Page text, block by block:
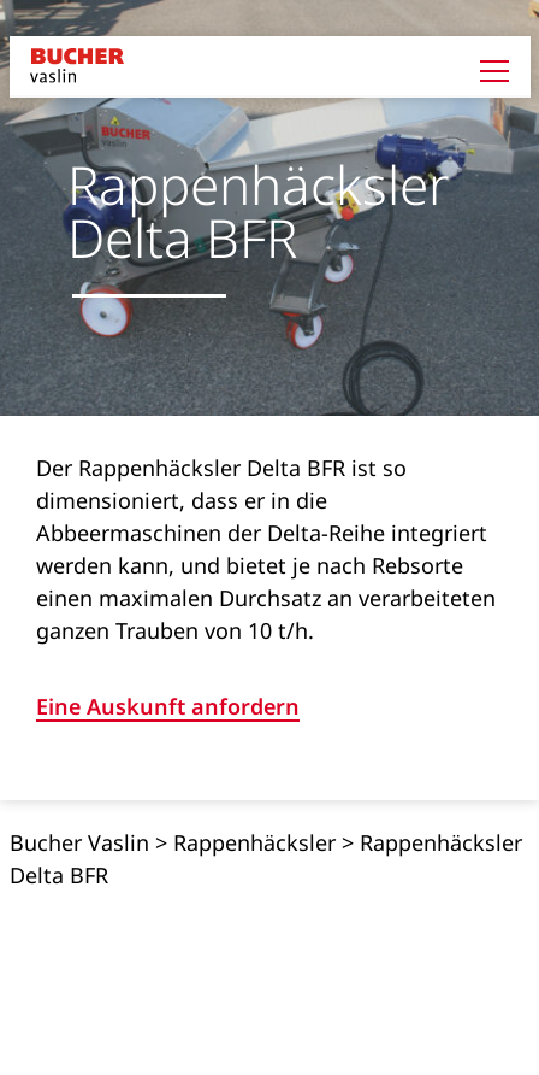
Rappenhäcksler
Delta BFR
Der Rappenhäcksler Delta BFR ist so
dimensioniert, dass er in die
Abbeermaschinen der Delta-Reihe integriert
werden kann, und bietet je nach Rebsorte
einen maximalen Durchsatz an verarbeiteten
ganzen Trauben von 10 t/h.
Eine Auskunft anfordern
Bucher Vaslin > Rappenhäcksler> Rappenhäcksler
Delta BFR